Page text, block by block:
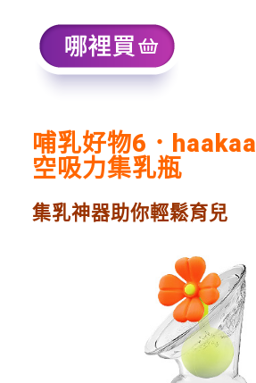
哺乳好物6． haakaa
空吸力集乳瓶
集乳神器助你輕鬆育兒